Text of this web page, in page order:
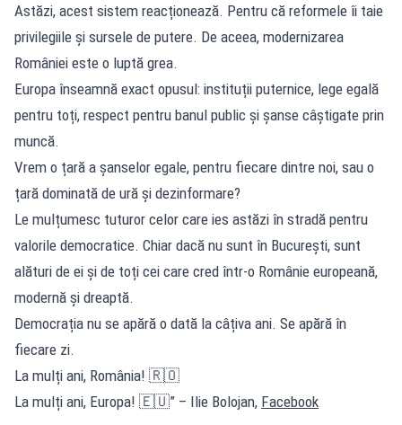
Astăzi, acest sistem reacționează. Pentru că reformele îi taie
privilegiile și sursele de putere. De aceea, modernizarea
României este o luptă grea.
Europa înseamnă exact opusul: instituții puternice, lege egală
pentru toți, respect pentru banul public și șanse câștigate prin
muncă.
Vrem o țară a șanselor egale, pentru fiecare dintre noi, sau o
țară dominată de ură și dezinformare?
Le mulțumesc tuturor celor care ies astăzi în stradă pentru
valorile democratice. Chiar dacă nu sunt în București, sunt
alături de ei și de toți cei care cred într-o Românie europeană,
modernă și dreaptă.
Democrația nu se apără o dată la câțiva ani. Se apără în
fiecare zi.
La mulți ani, România! 🇷🇴
La mulți ani, Europa! 🇪🇺” – Ilie Bolojan, Facebook